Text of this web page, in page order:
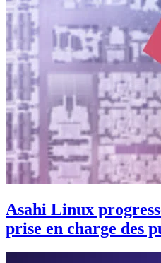
Asahi Linux
prise en charge des